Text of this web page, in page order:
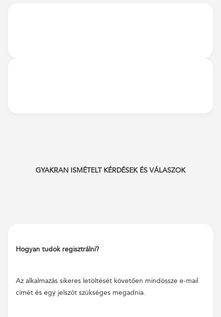
GYAKRAN ISMÉTELT KÉRDÉSEK ÉS VÁLASZOK
Hogyan tudok regisztrálni?
Az alkalmazás sikeres letöltését követően mindössze e-mail
címét és egy jelszót szükséges megadnia.